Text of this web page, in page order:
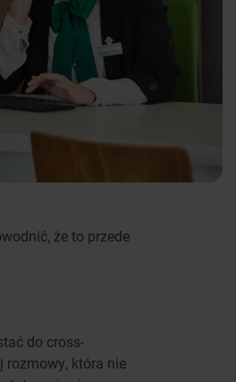
że to przede
do cross-
rozmowy, która nie